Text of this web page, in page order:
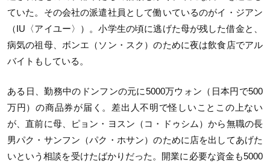
ていた。その会社の派遣社員として働いているのがイ・ジアン
（IU〈アイユー〉）。小学生の頃に逃げた母が残した借金と、
病気の祖母、ボンエ（ソン・スク）のために夜は飲食店でアル
バイトもしている。
ある日、勤務中のドンフンの元に5000万ウォン（日本円で500
万円）の商品券が届く。差出人不明で怪しいことこの上ない
が、直前に母、ピョン・ヨスン（コ・ドゥシム）から無職の長
男パク・サンフン（パク・ホサン）のために店を出してあげた
いという相談を受けたばかりだった。開業に必要な資金も5000